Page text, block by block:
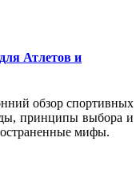
Атлетов и
обзор спортивных
принципы выбора и
мифы.